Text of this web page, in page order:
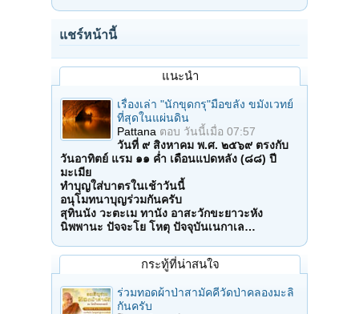
แชร์หน้านี้
แนะนำ
เรื่องเล่า "นักขุดกรุ"มือขลัง ขมังเวทย์
ที่สุดในแผ่นดิน
Pattana ตอบ วันนี้เมื่อ 07:57
วันที่ ๙ สิงหาคม พ.ศ. ๒๕๖๙ ตรงกับ
วันอาทิตย์ แรม ๑๑ ค่ำ เดือนแปดหลัง (๘๘) ปี
มะเมีย
ทำบุญใส่บาตรในเช้าวันนี้
อนุโมทนาบุญร่วมกันครับ
สุทินนัง วะตะเม ทานัง อาสะวักขะยาวะหัง
นิพพานะ ปัจจะโย โหตุ ปัจจุบันเนกาเล…
กระทู้ที่น่าสนใจ
ร่วมทอดผ้าป่าสามัคคีวัดป่าคลองมะลิ
กันครับ